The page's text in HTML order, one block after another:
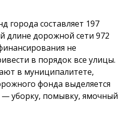
города составляет 197
длине дорожной сети 972
не
в порядок все улицы.
в муниципалитете,
фонда выделяется
— уборку, помывку, ямочный